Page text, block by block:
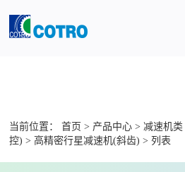
当前位置：首页 > 产品中心 > 减速机类
控) > 高精密行星减速机(斜齿) > 列表